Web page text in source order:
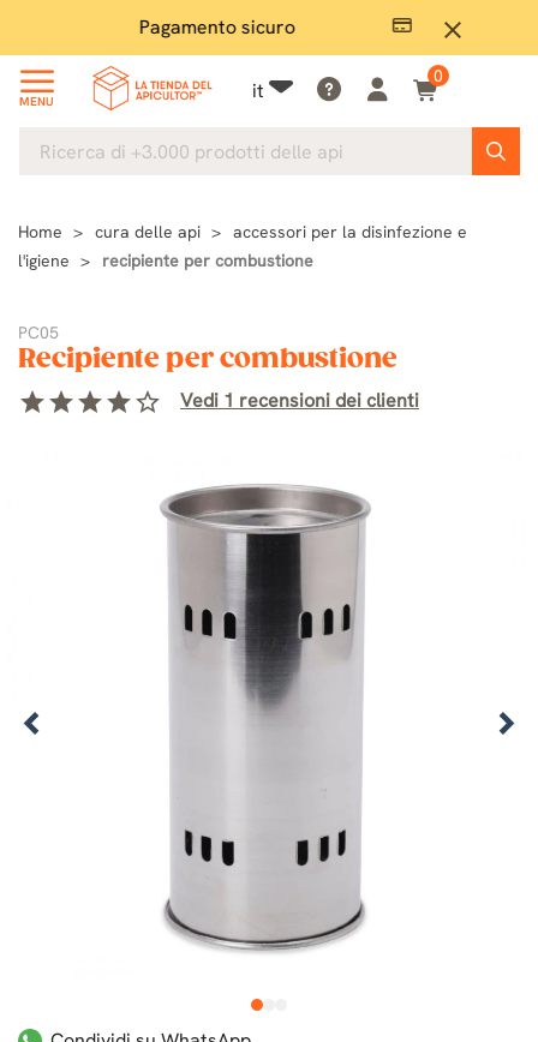
close
Pagamento sicuro
MENU it
0
Home cura delle api
accessori per la disinfezione e
l'igiene
recipiente per combustione
PC05
Recipiente per combustione
starstarstarstarstar_border Vedi 1 recensioni dei clienti
1